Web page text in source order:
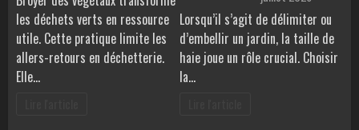
les déchets verts en ressource
utile. Cette pratique limite les
allers-retours en déchetterie.
Elle…
Lorsqu’il s’agit de délimiter ou
d’embellir un jardin, la taille de
haie joue un rôle crucial. Choisir
la…